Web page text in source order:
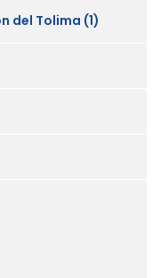
del Tolima (1)